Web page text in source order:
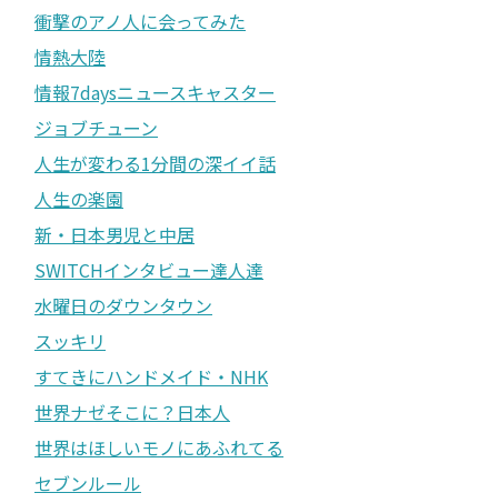
衝撃のアノ人に会ってみた
情熱大陸
情報7daysニュースキャスター
ジョブチューン
人生が変わる1分間の深イイ話
人生の楽園
新・日本男児と中居
SWITCHインタビュー達人達
水曜日のダウンタウン
スッキリ
すてきにハンドメイド・NHK
世界ナゼそこに？日本人
世界はほしいモノにあふれてる
セブンルール